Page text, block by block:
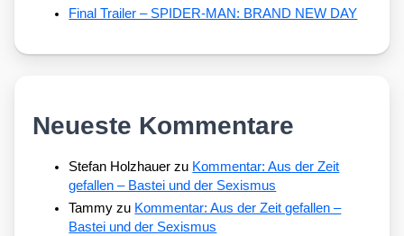
Final Trailer – SPIDER-MAN: BRAND NEW DAY
Neueste Kommentare
Stefan Holzhauer zu Kommentar: Aus der Zeit
gefallen – Bastei und der Sexismus
Tammy zu Kommentar: Aus der Zeit gefallen –
Bastei und der Sexismus